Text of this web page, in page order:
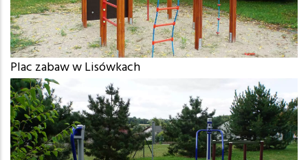
Plac zabaw w Lisówkach